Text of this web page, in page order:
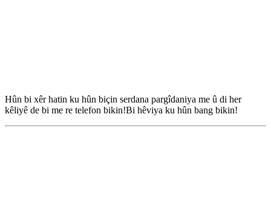
Hûn bi xêr hatin ku hûn biçin serdana pargîdaniya me û di her
kêliyê de bi me re telefon bikin!Bi hêviya ku hûn bang bikin!